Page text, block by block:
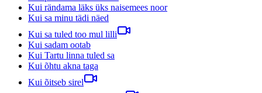
Kui rändama läks üks naisemees noor
Kui sa minu tädi näed
Kui sa tuled too mul lilli
Kui sadam ootab
Kui Tartu linna tuled sa
Kui õhtu akna taga
Kui õitseb sirel